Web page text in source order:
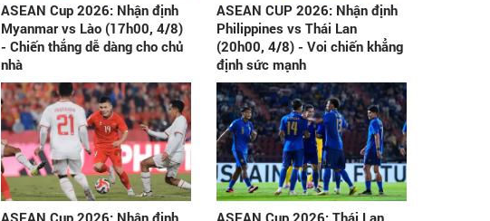
ASEAN Cup 2026: Nhận định
Myanmar vs Lào (17h00, 4/8)
- Chiến thắng dễ dàng cho chủ
nhà
ASEAN CUP 2026: Nhận định
Philippines vs Thái Lan
(20h00, 4/8) - Voi chiến khẳng
định sức mạnh